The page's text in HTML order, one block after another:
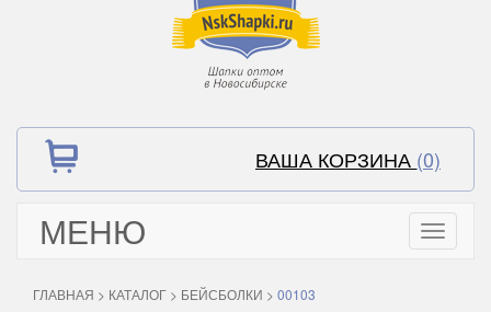
ВАША КОРЗИНА (0)
МЕНЮ
Toggle
ГЛАВНАЯ > КАТАЛОГ > БЕЙСБОЛКИ > 00103